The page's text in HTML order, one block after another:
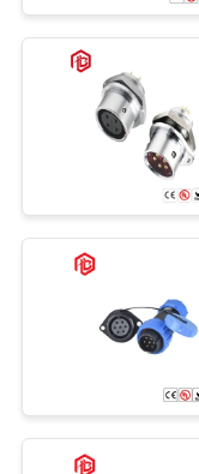
PRIVACY
POLICY
水密
ネクタ
防水
のコ